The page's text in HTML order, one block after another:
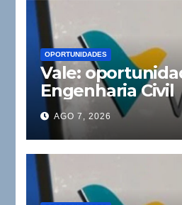
OPORTUNIDADES
Vale:
Engenharia Civil
AGO 7, 2026